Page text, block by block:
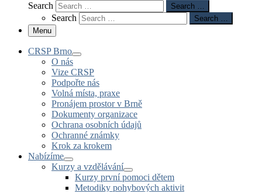
Search
Search …
Search
Search …
Menu
CRSP Brno
O nás
Vize CRSP
Podpořte nás
Volná místa, praxe
Pronájem prostor v Brně
Dokumenty organizace
Ochrana osobních údajů
Ochranné známky
Krok za krokem
Nabízíme
Kurzy a vzdělávání
Kurzy první pomoci dětem
Metodiky pohybových aktivit